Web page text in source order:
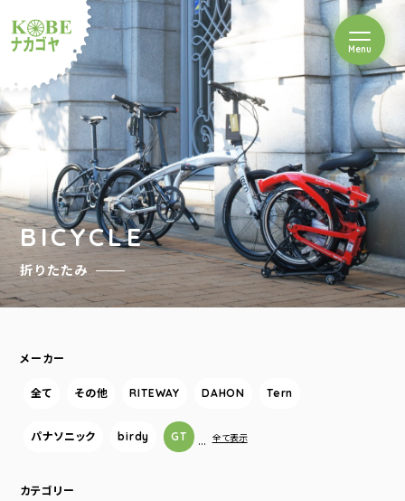
ルショップナカゴヤ
Menuを開閉
BICYCLE
折りたたみ
メーカー
全て その他 RITEWAY DAHON Tern
パナソニック birdy GT … 全て表示
カテゴリー